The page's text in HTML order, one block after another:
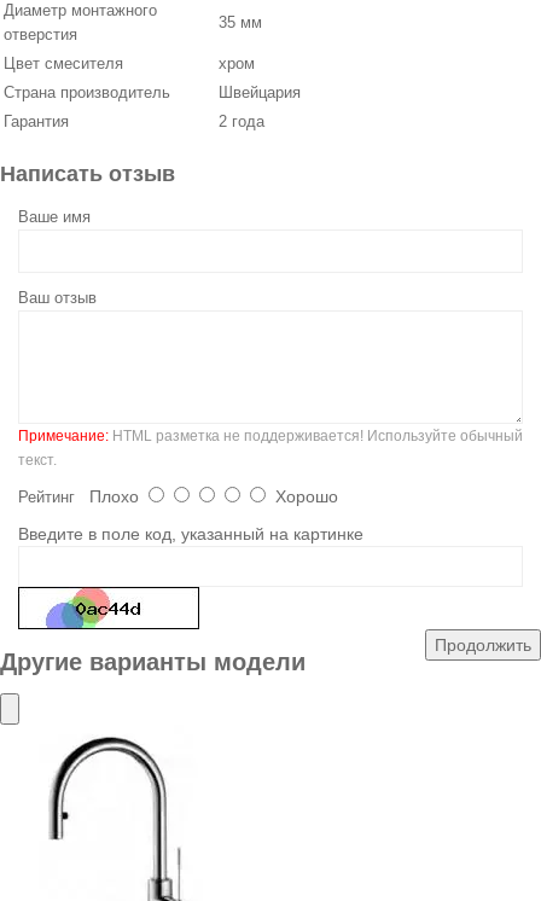
Диаметр монтажного
отверстия
35 мм
Цвет смесителя
хром
Страна производитель
Швейцария
Гарантия
2 года
Написать отзыв
Ваше имя
Ваш отзыв
Примечание: HTML разметка не поддерживается! Используйте обычный
текст.
Рейтинг Плохо
Хорошо
Введите в поле код, указанный на картинке
Продолжить
Другие варианты модели